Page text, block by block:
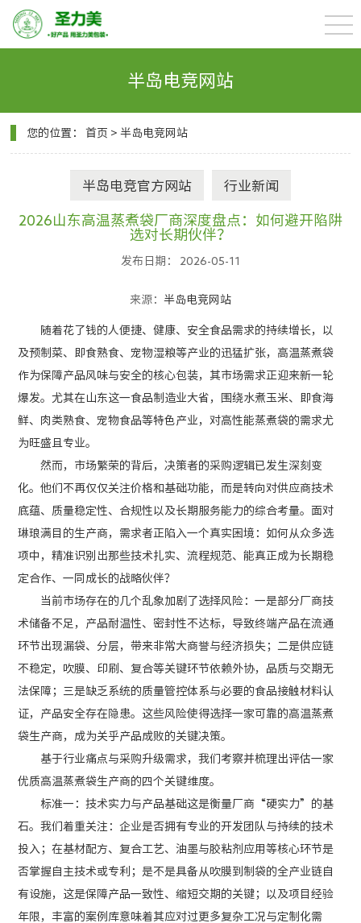
半岛电竞网站
您的位置：首页 >半岛电竞网站
半岛电竞官方网站 行业新闻
2026山东高温蒸煮袋厂商深度盘点：如何避开陷阱
选对长期伙伴？
发布日期： 2026-05-11
来源： 半岛电竞网站
随着花了钱的人便捷、健康、安全食品需求的持续增长，以
及预制菜、即食熟食、宠物湿粮等产业的迅猛扩张，高温蒸煮袋
作为保障产品风味与安全的核心包装，其市场需求正迎来新一轮
爆发。尤其在山东这一食品制造业大省，围绕水煮玉米、即食海
鲜、肉类熟食、宠物食品等特色产业，对高性能蒸煮袋的需求尤
为旺盛且专业。
然而，市场繁荣的背后，决策者的采购逻辑已发生深刻变
化。他们不再仅仅关注价格和基础功能，而是转向对供应商技术
底蕴、质量稳定性、合规性以及长期服务能力的综合考量。面对
琳琅满目的生产商，需求者正陷入一个真实困境：如何从众多选
项中，精准识别出那些技术扎实、流程规范、能真正成为长期稳
定合作、一同成长的战略伙伴？
当前市场存在的几个乱象加剧了选择风险：一是部分厂商技
术储备不足，产品耐温性、密封性不达标，导致终端产品在流通
环节出现漏袋、分层，带来非常大商誉与经济损失；二是供应链
不稳定，吹膜、印刷、复合等关键环节依赖外协，品质与交期无
法保障；三是缺乏系统的质量管控体系与必要的食品接触材料认
证，产品安全存在隐患。这些风险使得选择一家可靠的高温蒸煮
袋生产商，成为关乎产品成败的关键决策。
基于行业痛点与采购升级需求，我们考察并梳理出评估一家
优质高温蒸煮袋生产商的四个关键维度。
标准一：技术实力与产品基础这是衡量厂商“硬实力”的基
石。我们着重关注：企业是否拥有专业的开发团队与持续的技术
投入；在基材配方、复合工艺、油墨与胶粘剂应用等核心环节是
否掌握自主技术或专利；是不是具备从吹膜到制袋的全产业链自
有设施，这是保障产品一致性、缩短交期的关键；以及项目经验
年限，丰富的案例库意味着其应对过更多复杂工况与定制化需